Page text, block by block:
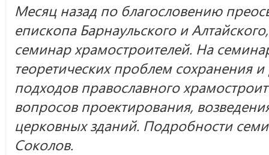
Месяц назад по благословению
епископа Барнаульского и
семинар храмостроителей. На
теоретических проблем сохранения
подходов православного
вопросов проектирования,
церковных зданий. Подробности
Соколов.